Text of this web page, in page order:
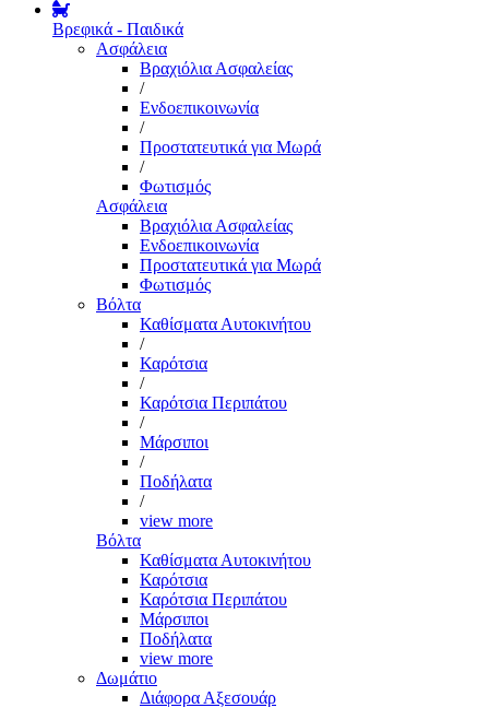
Βρεφικά - Παιδικά
Ασφάλεια
Βραχιόλια Ασφαλείας
/
Ενδοεπικοινωνία
/
Προστατευτικά για Μωρά
/
Φωτισμός
Ασφάλεια
Βραχιόλια Ασφαλείας
Ενδοεπικοινωνία
Προστατευτικά για Μωρά
Φωτισμός
Βόλτα
Καθίσματα Αυτοκινήτου
/
Καρότσια
/
Καρότσια Περιπάτου
/
Μάρσιποι
/
Ποδήλατα
/
view more
Βόλτα
Καθίσματα Αυτοκινήτου
Καρότσια
Καρότσια Περιπάτου
Μάρσιποι
Ποδήλατα
view more
Δωμάτιο
Διάφορα Αξεσουάρ